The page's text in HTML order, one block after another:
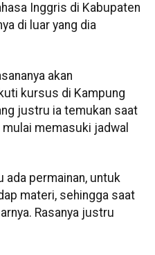
Inggris di Kabupaten
di luar yang dia
akan
kursus di Kampung
justru ia temukan saat
memasuki jadwal
ada permainan, untuk
materi, sehingga saat
Rasanya justru